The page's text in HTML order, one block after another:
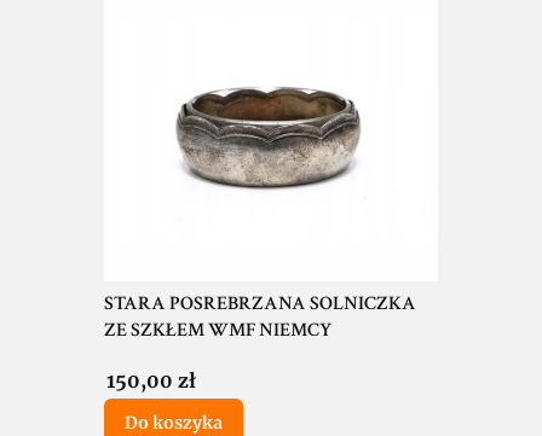
STARA POSREBRZANA SOLNICZKA
ZE SZKŁEM WMF NIEMCY
Cena
150,00 zł
Do koszyka